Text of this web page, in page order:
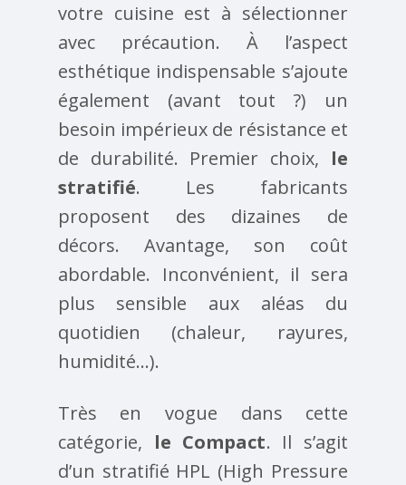
votre cuisine est à sélectionner
avec précaution. À l’aspect
esthétique indispensable s’ajoute
également (avant tout ?) un
besoin impérieux de résistance et
de durabilité. Premier choix, le
stratifié. Les fabricants
proposent des dizaines de
décors. Avantage, son coût
abordable. Inconvénient, il sera
plus sensible aux aléas du
quotidien (chaleur, rayures,
humidité…).
Très en vogue dans cette
catégorie, le Compact. Il s’agit
d’un stratifié HPL (High Pressure